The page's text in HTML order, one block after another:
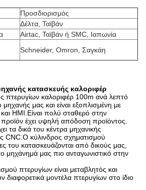
Προσδιορισμός
Δέλτα, Ταϊβάν
Airtac, Ταϊβάν ή SMC, Ιαπωνία
Schneider, Omron, Σαγκάη
κατασκευής καλοριφέρ
πτερυγίων καλοριφέρ 100m ανά λεπτό
μηχανής μας και είναι εξοπλισμένη με
HMI.Είναι πολύ σταθερό στην
έχει υψηλή απόδοση προϊόντος.
τα δικά του κέντρα μηχανικής
CNC.Ο κύλινδρος σχηματισμού
του κατασκευάζονται από δικούς μας,
μηχάνημά μας πιο ανταγωνιστικό στην
πτερυγίων είναι μεταβλητός και
μοντέλα πτερυγίων στο ίδιο